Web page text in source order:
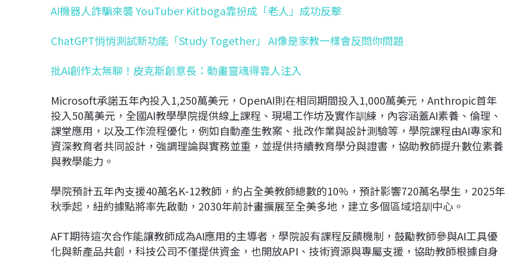
AI機器人詐騙來襲 YouTuber Kitboga靠扮成「老人」成功反擊
ChatGPT悄悄測試新功能「Study Together」 AI像是家教一樣會反問你問題
批AI創作太無聊！皮克斯創意長：動畫靈魂得靠人注入
Microsoft承諾五年內投入1,250萬美元，OpenAI則在相同期間投入1,000萬美元，Anthropic首年
投入50萬美元，全國AI教學學院提供線上課程、現場工作坊及實作訓練，內容涵蓋AI素養、倫理、
課堂應用，以及工作流程優化，例如自動產生教案、批改作業與設計測驗等，學院課程由AI專家和
資深教育者共同設計，強調理論與實務並重，並提供持續教育學分與證書，協助教師提升數位素養
與教學能力。
學院預計五年內支援40萬名K-12教師，約占全美教師總數的10%，預計影響720萬名學生，2025年
秋季起，紐約據點將率先啟動，2030年前計畫擴展至全美多地，建立多個區域培訓中心。
AFT期待這次合作能讓教師成為AI應用的主導者，學院設有課程反饋機制，鼓勵教師參與AI工具優
化與新產品共創，科技公司不僅提供資金，也開放API、技術資源與專屬支援，協助教師根據自身